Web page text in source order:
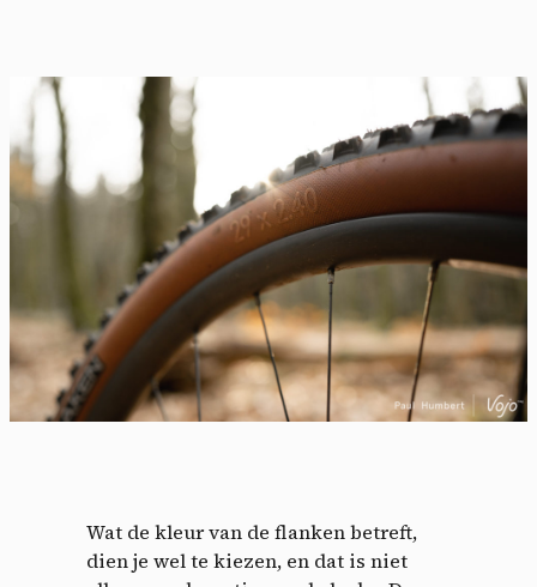
Wat de kleur van de flanken betreft,
dien je wel te kiezen, en dat is niet